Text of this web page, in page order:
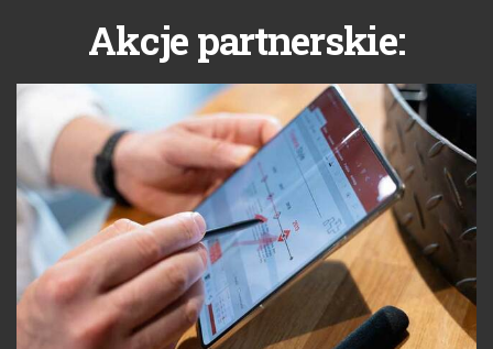
Akcje partnerskie: